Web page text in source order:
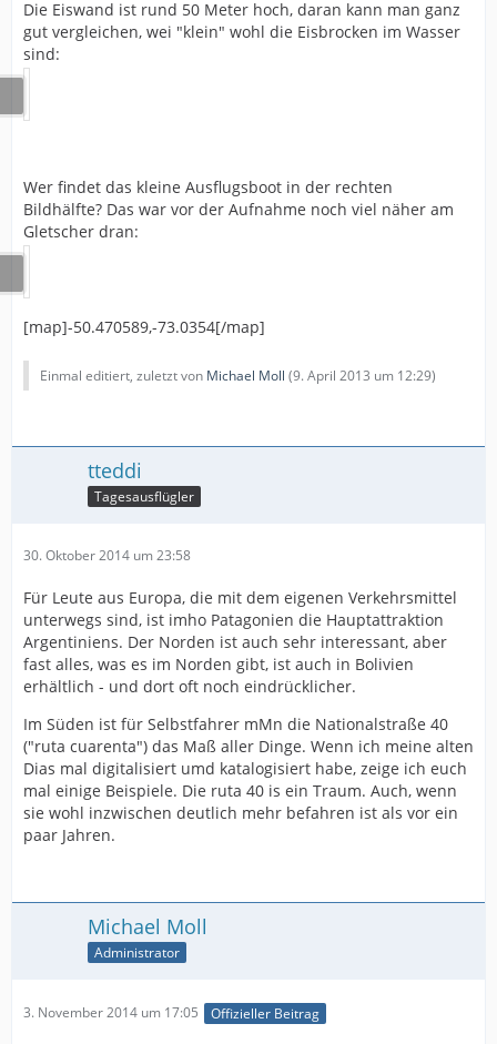
Die Eiswand ist rund 50 Meter hoch, daran kann man ganz
gut vergleichen, wei "klein" wohl die Eisbrocken im Wasser
sind:
Wer findet das kleine Ausflugsboot in der rechten
Bildhälfte? Das war vor der Aufnahme noch viel näher am
Gletscher dran:
[map]-50.470589,-73.0354[/map]
Einmal editiert, zuletzt von Michael Moll (9. April 2013 um 12:29)
tteddi
Tagesausflügler
30. Oktober 2014 um 23:58
Für Leute aus Europa, die mit dem eigenen Verkehrsmittel
unterwegs sind, ist imho Patagonien die Hauptattraktion
Argentiniens. Der Norden ist auch sehr interessant, aber
fast alles, was es im Norden gibt, ist auch in Bolivien
erhältlich - und dort oft noch eindrücklicher.
Im Süden ist für Selbstfahrer mMn die Nationalstraße 40
("ruta cuarenta") das Maß aller Dinge. Wenn ich meine alten
Dias mal digitalisiert umd katalogisiert habe, zeige ich euch
mal einige Beispiele. Die ruta 40 is ein Traum. Auch, wenn
sie wohl inzwischen deutlich mehr befahren ist als vor ein
paar Jahren.
Michael Moll
Administrator
3. November 2014 um 17:05 Offizieller Beitrag